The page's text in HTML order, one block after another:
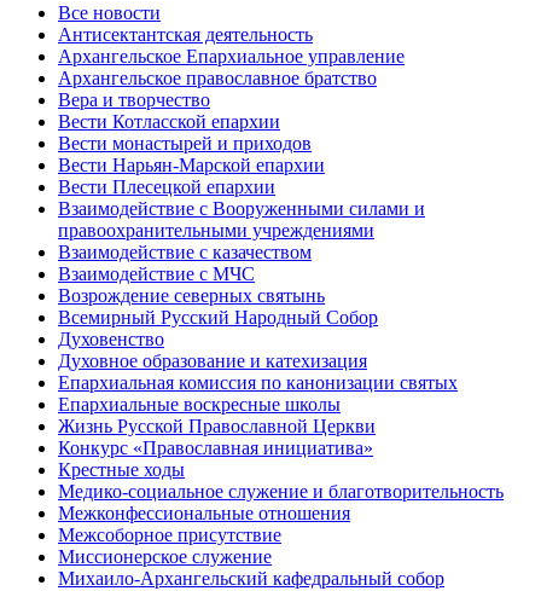
Все новости
Антисектантская деятельность
Архангельское Епархиальное управление
Архангельское православное братство
Вера и творчество
Вести Котласской епархии
Вести монастырей и приходов
Вести Нарьян-Марской епархии
Вести Плесецкой епархии
Взаимодействие с Вооруженными силами и
правоохранительными учреждениями
Взаимодействие с казачеством
Взаимодействие с МЧС
Возрождение северных святынь
Всемирный Русский Народный Собор
Духовенство
Духовное образование и катехизация
Епархиальная комиссия по канонизации святых
Епархиальные воскресные школы
Жизнь Русской Православной Церкви
Конкурс «Православная инициатива»
Крестные ходы
Медико-социальное служение и благотворительность
Межконфессиональные отношения
Межсоборное присутствие
Миссионерское служение
Михаило-Архангельский кафедральный собор